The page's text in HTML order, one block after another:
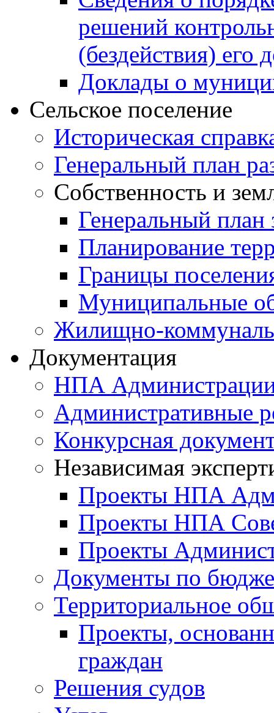
решений
(бездействия)
Доклады о
Сельское поселение
Историческая
Генеральный план
Собственность и
Генеральный план
Планирование
Границы
Муниципальные
Жилищно-
Документация
НПА
Административные
Конкурсная
Независимая
Проекты НПА
Проекты НПА
Проекты
Документы по
Территориальное
Проекты,
граждан
Решения судов